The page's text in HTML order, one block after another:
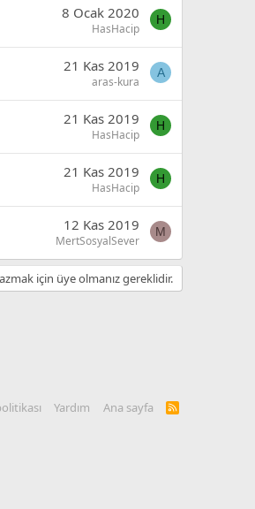
8 Ocak 2020
HasHacip
H
21 Kas 2019
aras-kura
A
21 Kas 2019
HasHacip
H
21 Kas 2019
HasHacip
H
12 Kas 2019
MertSosyalSever
M
için üye olmanız gereklidir.
Yardım Ana sayfa
R